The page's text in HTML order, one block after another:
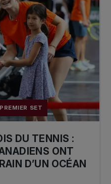
SET
DU TENNIS :
ONT
D’UN OCÉAN